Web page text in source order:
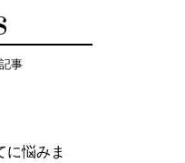
事
に悩みま